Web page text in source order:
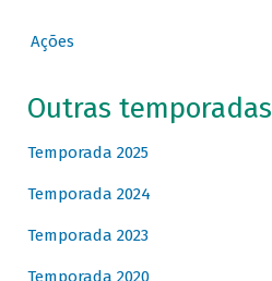
Ações
Outras temporadas
Temporada 2025
Temporada 2024
Temporada 2023